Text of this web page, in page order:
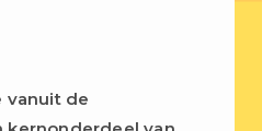
vanuit de